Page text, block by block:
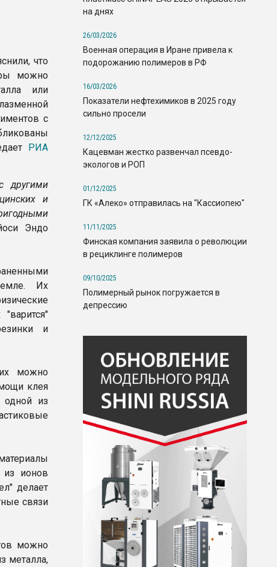
что
можно
или
с
РИА
другими
и
Эндо
Их
и
их можно
клея
одной из
из ионов
делает
связи
можно
металла,
на днях
26/03/2026
Военная операция в Иране привела к
подорожанию полимеров в РФ
16/03/2026
Показатели нефтехимиков в 2025 году
сильно просели
12/12/2025
Кацевман жестко развенчал псевдо-
экологов и РОП
01/12/2025
ГК «Алеко» отправилась на "Кассиопею"
11/11/2025
Финская компания заявила о революции
в рециклинге полимеров
09/10/2025
Полимерный рынок погружается в
депрессию